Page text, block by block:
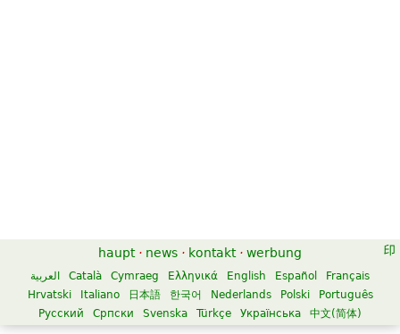
haupt · news · kontakt · werbung
العربية Català Cymraeg Ελληνικά English Español
Français
Hrvatski
Italiano 日本語 한국어 Nederlands Polski
Português
Русский
Српски Svenska Türkçe Українська 中文(简体)